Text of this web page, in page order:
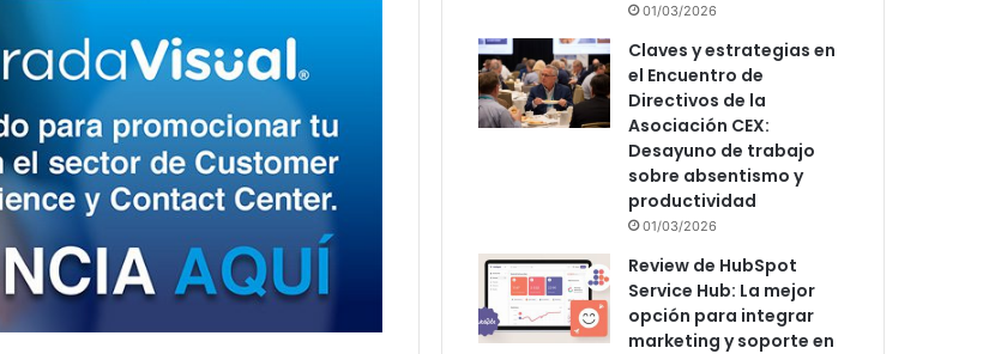
01/03/2026
Claves y estrategias en
el Encuentro de
Directivos de la
Asociación CEX:
Desayuno de trabajo
sobre absentismo y
productividad
01/03/2026
Review de HubSpot
Service Hub: La mejor
opción para integrar
marketing y soporte en